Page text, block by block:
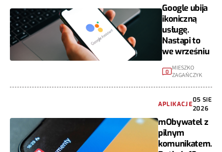
Google ubija
ikoniczną
usługę.
Nastąpi to
we wrześniu
0
MIESZKO
ZAGAŃCZYK
APLIKACJE
05 SIE
2026
mObywatel z
pilnym
komunikatem.